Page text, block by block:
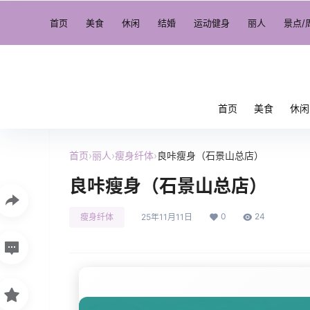
首页 美食 休闲 结婚 运动健身 丽人 景点/
首页 美食 休闲
首页›丽人›瘦身纤体›良咔瘦身（石景山总店）
良咔瘦身（石景山总店）
瘦身纤体 25年11月11日 0 24